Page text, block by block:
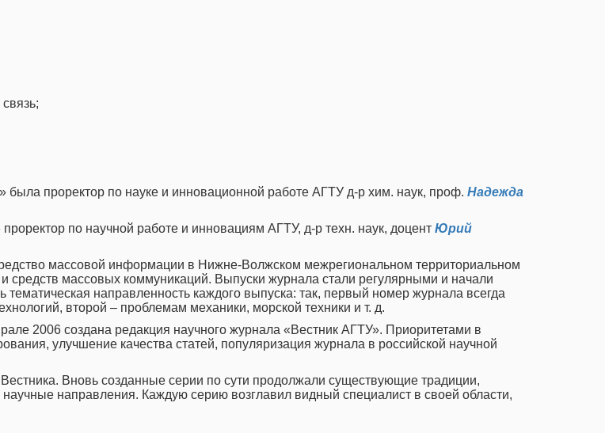
проректор по науке и инновационной работе АГТУ д-р хим. наук, проф. Надежда
по научной работе и инновациям АГТУ, д-р техн. наук, доцент Юрий
массовой информации в Нижне-Волжском межрегиональном территориальном
средств массовых коммуникаций. Выпуски журнала стали регулярными и начали
направленность каждого выпуска: так, первый номер журнала всегда
второй – проблемам механики, морской техники и т. д.
2006 создана редакция научного журнала «Вестник АГТУ». Приоритетами в
улучшение качества статей, популяризация журнала в российской научной
Вновь созданные серии по сути продолжали существующие традиции,
направления. Каждую серию возглавил видный специалист в своей области,